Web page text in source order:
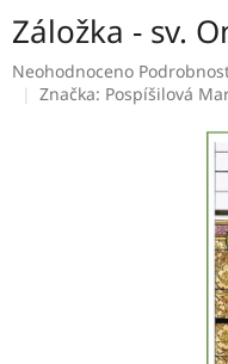
Záložka - sv.
Průměrné
hodnocení
Neohodnoceno
Značka: Pospíšilová